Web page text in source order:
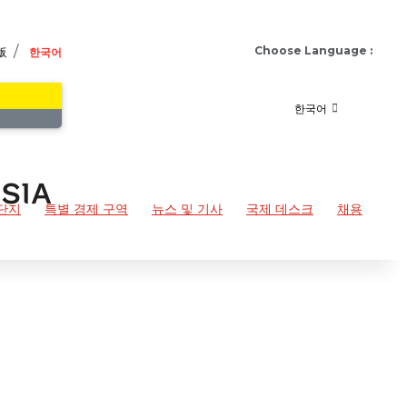
/ 한국어 Choose Language :
한국어
지 특별 경제 구역 뉴스 및 기사 국제 데스크 채용